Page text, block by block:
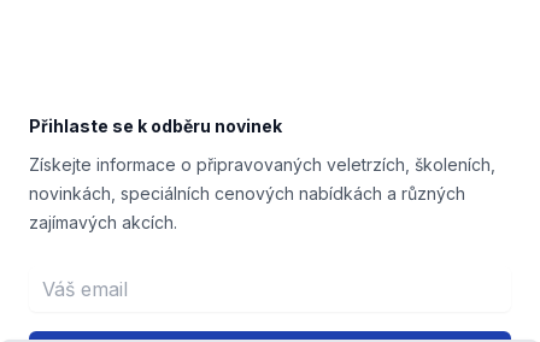
Přihlaste se k odběru novinek
Získejte informace o připravovaných veletrzích, školeních,
novinkách, speciálních cenových nabídkách a různých
zajímavých akcích.
Email address